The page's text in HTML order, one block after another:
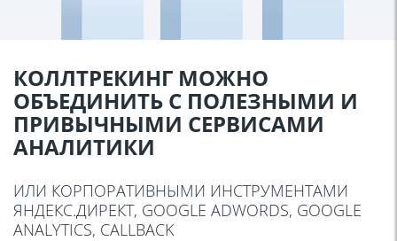
КОЛЛТРЕКИНГ МОЖНО
ОБЪЕДИНИТЬ С ПОЛЕЗНЫМИ И
ПРИВЫЧНЫМИ СЕРВИСАМИ
АНАЛИТИКИ
ИЛИ КОРПОРАТИВНЫМИ ИНСТРУМЕНТАМИ
ЯНДЕКС.ДИРЕКТ, GOOGLE ADWORDS, GOOGLE
ANALYTICS, CALLBACK